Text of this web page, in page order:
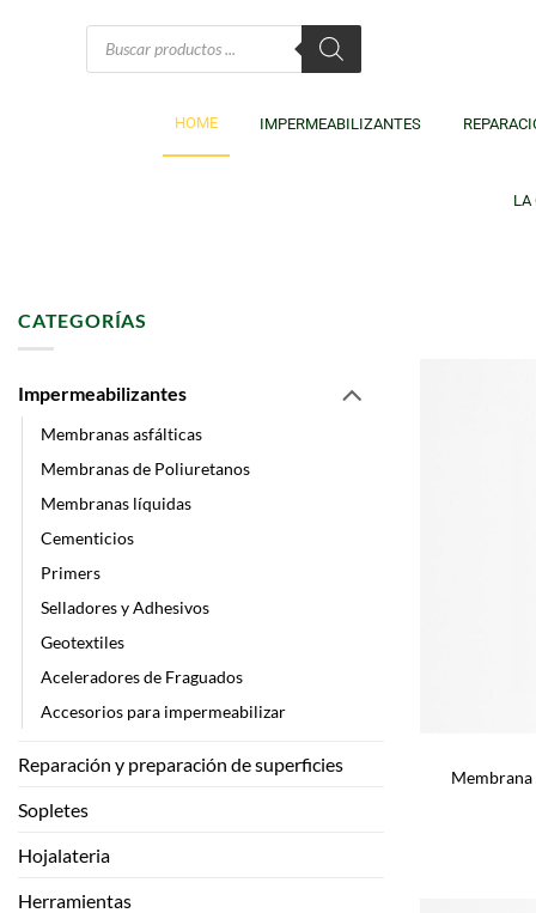
HOME IMPERMEABILIZANTES
LA
CATEGORÍAS
Impermeabilizantes
Membranas asfálticas
Membranas de Poliuretanos
Membranas líquidas
Cementicios
Primers
Selladores y Adhesivos
Geotextiles
Aceleradores de Fraguados
Accesorios para impermeabilizar
Reparación y preparación de superficies
Sopletes
Hojalateria
Herramientas